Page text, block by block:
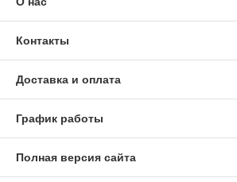
Контакты
Доставка и оплата
График работы
Полная версия сайта